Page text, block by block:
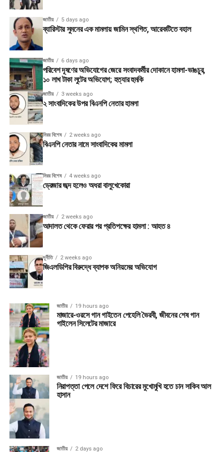
জাতীয় 5 days ago
ব্যারিস্টার সুমনের এক মামলায় জামিন স্থগিত, আরেকটিতে বহাল
জাতীয় 6 days ago
পরিবেশ দূষণের অভিযোগের জেরে সংবাদকর্মীর দোকানে হামলা-ভাঙচুর,
১০ লাখ টাকা লুটের অভিযোগ; হত্যার হুমকি
জাতীয় 3 weeks ago
২ সাংবাদিকের উপর বিএনপি নেতার হামলা
মিরর বিশেষ 2 weeks ago
বিএনপি নেতার নামে সাংবাদিকের মামলা
মিরর বিশেষ 4 weeks ago
ড্রেজার জব্দ হলেও অধরা বালুখেকোরা
জাতীয় 2 weeks ago
আদালত থেকে ফেরার পর প্রতিপক্ষের হামলা : আহত ৪
দূর্নীতি 2 weeks ago
জিএলডিপির বিরুদ্ধে ব্যাপক অনিয়মের অভিযোগ
জাতীয় 19 hours ago
মাজারে-ওরসে গান গাইতেন পেহেলি ভৈরবী, জীবনের শেষ গান
গাইলেন সিলেটের মাজারে
জাতীয় 19 hours ago
নিরাপত্তা পেলে দেশে ফিরে বিচারের মুখোমুখি হতে চান সাকিব আল
হাসান
জাতীয় 2 days ago